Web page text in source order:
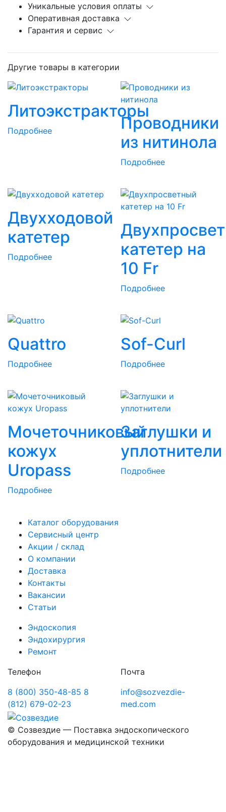
Уникальные условия оплаты
Оперативная доставка
Гарантия и сервис
Другие товары в категории
Литоэкстракторы
Подробнее
Проводники
из нитинола
Подробнее
Двухходовой
катетер
Подробнее
катетер на
10 Fr
Подробнее
Quattro
Подробнее
Sof-Curl
Подробнее
Мочеточниковый
кожух
Uropass
Подробнее
Заглушки и
уплотнители
Подробнее
Каталог оборудования
Сервисный центр
Акции / склад
О компании
Доставка
Контакты
Вакансии
Статьи
Эндоскопия
Эндохирургия
Ремонт
Телефон
8 (800) 350-48-85 8
(812) 679-02-23
Почта
info@sozvezdie-
med.com
© Созвездие — Поставка эндоскопического
оборудования и медицинской техники